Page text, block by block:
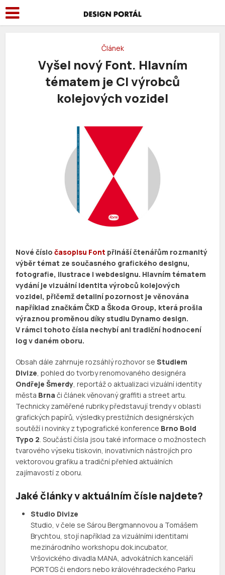
Článek
Vyšel nový Font. Hlavním
tématem je CI výrobců
kolejových vozidel
Nové čísločasopisu Font přináší čtenářům rozmanitý
výběr témat ze současného grafického designu,
fotografie, ilustrace i webdesignu. Hlavním tématem
vydání je vizuální identita výrobců kolejových
vozidel, přičemž detailní pozornost je věnována
například značkám ČKD a Škoda Group, která prošla
výraznou proměnou díky studiu Dynamo design.
V rámci tohoto čísla nechybí ani tradiční hodnocení
log v daném oboru.
Obsah dále zahrnuje rozsáhlý rozhovor seStudiem
Divize, pohled do tvorby renomovaného designéra
Ondřeje Šmerdy, reportáž o aktualizaci vizuální identity
města Brna či článek věnovaný graffiti a street artu.
Technicky zaměřené rubriky představují trendy v oblasti
grafických papírů, výsledky prestižních designérských
soutěží i novinky z typografické konference Brno Bold
Typo 2. Součástí čísla jsou také informace o možnostech
tvarového výseku tiskovin, inovativních nástrojích pro
vektorovou grafiku a tradiční přehled aktuálních
zajímavostí z oboru.
Jaké články v aktuálním čísle najdete?
Studio Divize
Studio, v čele se Sárou Bergmannovou a Tomášem
Brychtou, stojí například za vizuálními identitami
mezinárodního workshopu dok.incubator,
Vršovického divadla MANA, advokátních kanceláří
PORTOS či endors nebo královéhradeckého Parku